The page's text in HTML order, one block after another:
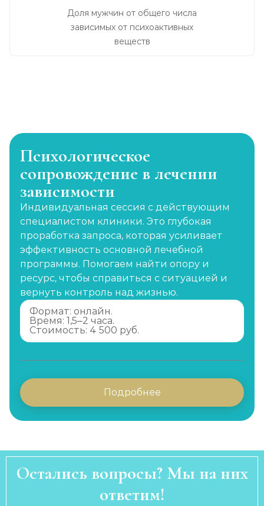
Доля мужчин от общего числа
зависимых от психоактивных
веществ
Психологическое
сопровождение в лечении
зависимости
Индивидуальная сессия с действующим
специалистом клиники. Это глубокая
проработка запроса, которая усиливает
эффективность основной лечебной
программы. Помогаем найти опору и
ресурс, чтобы справиться с ситуацией и
вернуть контроль над жизнью.
Формат: онлайн.
Время: 1,5–2 часа.
Стоимость: 4 500 руб.
Подробнее
Остались вопросы? Мы на них
ответим!